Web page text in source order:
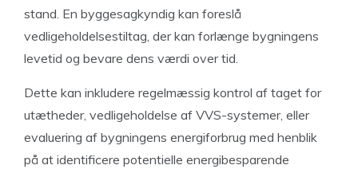
stand. En byggesagkyndig kan foreslå
vedligeholdelsestiltag, der kan forlænge bygningens
levetid og bevare dens værdi over tid.
Dette kan inkludere regelmæssig kontrol af taget for
utætheder, vedligeholdelse af VVS-systemer, eller
evaluering af bygningens energiforbrug med henblik
på at identificere potentielle energibesparende